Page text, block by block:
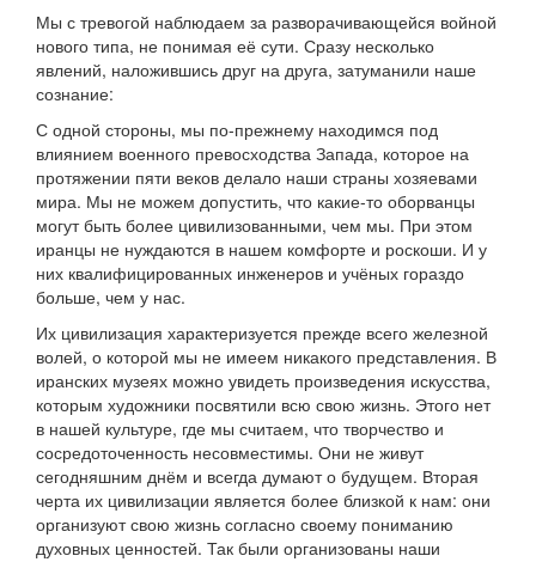
Мы с тревогой наблюдаем за разворачивающейся войной
нового типа, не понимая её сути. Сразу несколько
явлений, наложившись друг на друга, затуманили наше
сознание:
С одной стороны, мы по-прежнему находимся под
влиянием военного превосходства Запада, которое на
протяжении пяти веков делало наши страны хозяевами
мира. Мы не можем допустить, что какие-то оборванцы
могут быть более цивилизованными, чем мы. При этом
иранцы не нуждаются в нашем комфорте и роскоши. И у
них квалифицированных инженеров и учёных гораздо
больше, чем у нас.
Их цивилизация характеризуется прежде всего железной
волей, о которой мы не имеем никакого представления. В
иранских музеях можно увидеть произведения искусства,
которым художники посвятили всю свою жизнь. Этого нет
в нашей культуре, где мы считаем, что творчество и
сосредоточенность несовместимы. Они не живут
сегодняшним днём и всегда думают о будущем. Вторая
черта их цивилизации является более близкой к нам: они
организуют свою жизнь согласно своему пониманию
духовных ценностей. Так были организованы наши